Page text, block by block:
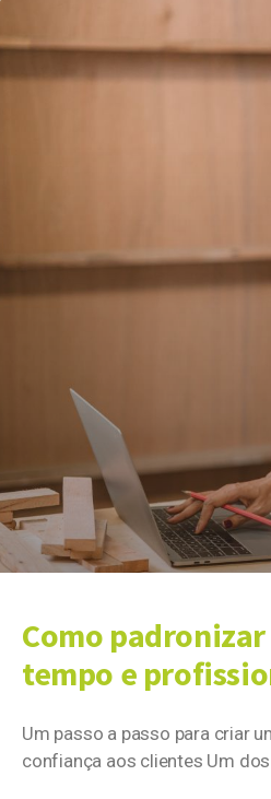
Como
tempo e
Um passo a passo para criar
confiança aos clientes Um